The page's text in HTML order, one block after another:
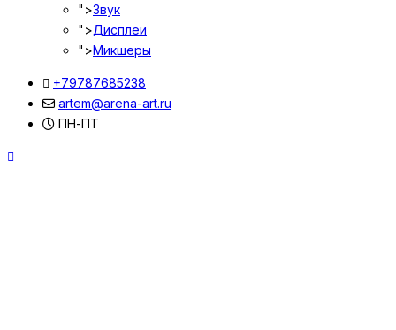
">Звук
">Дисплеи
">Микшеры
+79787685238
artem@arena-art.ru
ПН-ПТ